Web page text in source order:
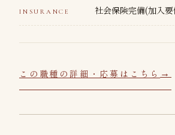
INSURANCE 社会保険完備(加入
この職種の詳細・応募はこちら